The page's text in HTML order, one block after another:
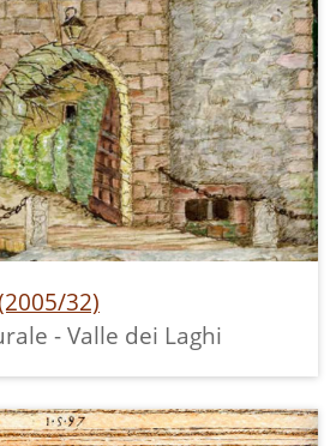
32)
- Valle dei Laghi